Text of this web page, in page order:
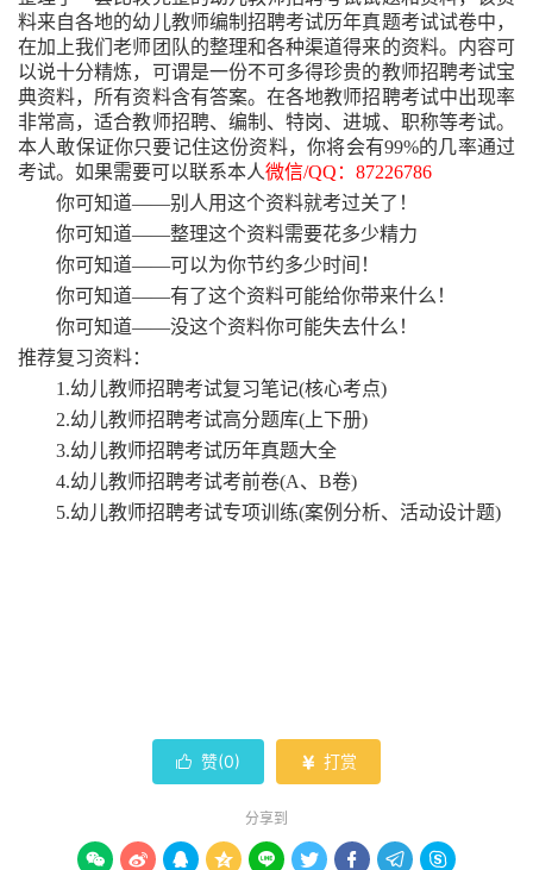
料来自各地的幼儿教师编制招聘考试历年真题考试试卷中，
在加上我们老师团队的整理和各种渠道得来的资料。内容可
以说十分精炼，可谓是一份不可多得珍贵的教师招聘考试宝
典资料，所有资料含有答案。在各地教师招聘考试中出现率
非常高，适合教师招聘、编制、特岗、进城、职称等考试。
本人敢保证你只要记住这份资料，你将会有99%的几率通过
考试。如果需要可以联系本人微信/QQ：87226786
你可知道——别人用这个资料就考过关了！
你可知道——整理这个资料需要花多少精力
你可知道——可以为你节约多少时间！
你可知道——有了这个资料可能给你带来什么！
你可知道——没这个资料你可能失去什么！
推荐复习资料：
1.幼儿教师招聘考试复习笔记(核心考点)
2.幼儿教师招聘考试高分题库(上下册)
3.幼儿教师招聘考试历年真题大全
4.幼儿教师招聘考试考前卷(A、B卷)
5.幼儿教师招聘考试专项训练(案例分析、活动设计题)
 赞(0)  打赏
分享到
        